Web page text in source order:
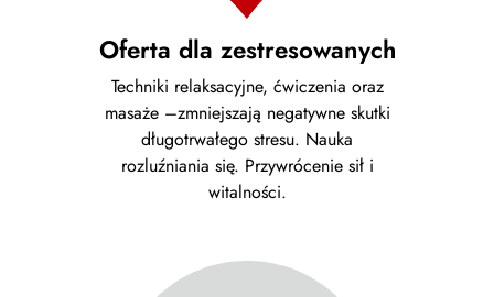
Oferta dla zestresowanych
Techniki relaksacyjne, ćwiczenia oraz
masaże –zmniejszają negatywne skutki
długotrwałego stresu. Nauka
rozluźniania się. Przywrócenie sił i
witalności.